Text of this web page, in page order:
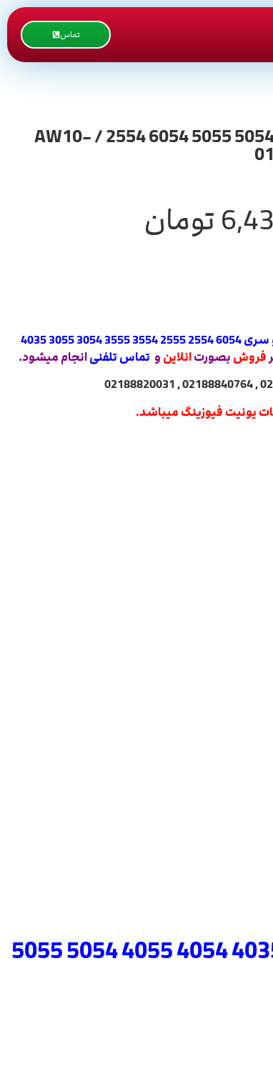
تماس
ترمیستور 6054 اورجینال ریکو سری 6054 2555 3554 3555 3054 3055 4035 4054 4055 5054 5055 6054 2554 / AW10-
تومان
ترمیستور 6054 اورجینال ریکو سری 6054 2554 2555 3554 3555 3054 3055 4035
فروش بصورتانلاین و تماس تلفنیانجام میشود.
یونیت فیوزینگ میباشد.
ترمیستور 6054 اورجینال ریکو سری 6054 2555 3554 3555 3054 3055 4035 4054 4055 5054 5055